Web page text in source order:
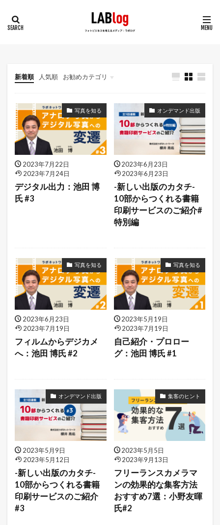
新着順 人気順 お勧めカテゴリ
連載
気になるデータ
写真を知る
2023年7月22日
2023年7月24日
デジタル出力：池田 博
氏 #3
オンデマンド出版
2023年6月23日
2023年6月23日
-新しい出版のカタチ-
10部からつくれる書籍
印刷サービスのご紹介#
特別編
写真を知る
2023年6月23日
2023年7月19日
フィルムからデジカメ
へ：池田 博氏 #2
写真を知る
2023年5月19日
2023年7月19日
自己紹介・プロロー
グ：池田 博氏 #1
オンデマンド出版
2023年5月9日
2023年5月12日
-新しい出版のカタチ-
10部からつくれる書籍
印刷サービスのご紹介
#3
集客のヒント
2023年5月5日
2023年9月13日
フリーランスカメラマ
ンの効果的な集客方法
おすすめ7選：小野友暉
氏#2